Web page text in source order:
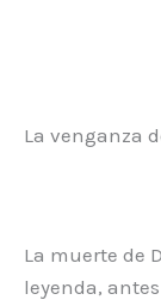
La venganza
La muerte de
leyenda,